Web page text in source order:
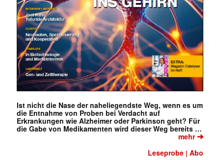
Ist nicht die Nase der naheliegendste Weg, wenn es um
die Entnahme von Proben bei Verdacht auf
Erkrankungen wie Alzheimer oder Parkinson geht? Für
die Gabe von Medikamenten wird dieser Weg bereits …
mehr➔
Leseprobe |Abo